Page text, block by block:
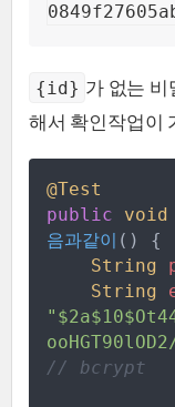
{id} 가 없는
해서 확인작업이
@Test
public
void
음과같이 ( )
{
String
String
"
//
bcrypt